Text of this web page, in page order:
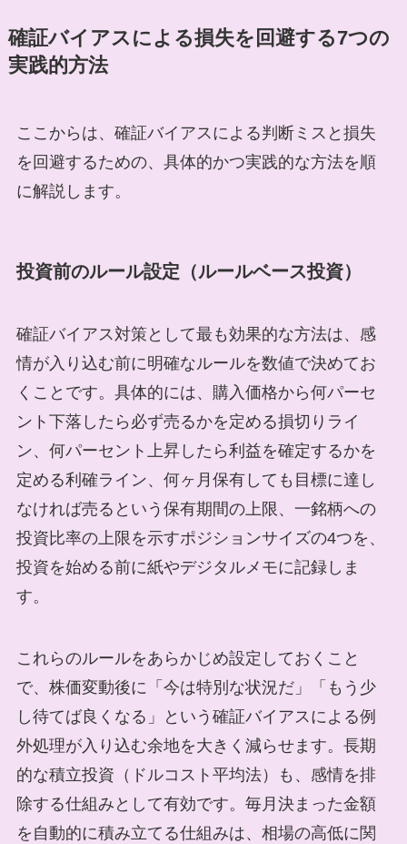
確証バイアスによる損失を回避する7つの
実践的方法
ここからは、確証バイアスによる判断ミスと損失
を回避するための、具体的かつ実践的な方法を順
に解説します。
投資前のルール設定（ルールベース投資）
確証バイアス対策として最も効果的な方法は、感
情が入り込む前に明確なルールを数値で決めてお
くことです。具体的には、購入価格から何パーセ
ント下落したら必ず売るかを定める損切りライ
ン、何パーセント上昇したら利益を確定するかを
定める利確ライン、何ヶ月保有しても目標に達し
なければ売るという保有期間の上限、一銘柄への
投資比率の上限を示すポジションサイズの4つを、
投資を始める前に紙やデジタルメモに記録しま
す。
これらのルールをあらかじめ設定しておくこと
で、株価変動後に「今は特別な状況だ」「もう少
し待てば良くなる」という確証バイアスによる例
外処理が入り込む余地を大きく減らせます。長期
的な積立投資（ドルコスト平均法）も、感情を排
除する仕組みとして有効です。毎月決まった金額
を自動的に積み立てる仕組みは、相場の高低に関